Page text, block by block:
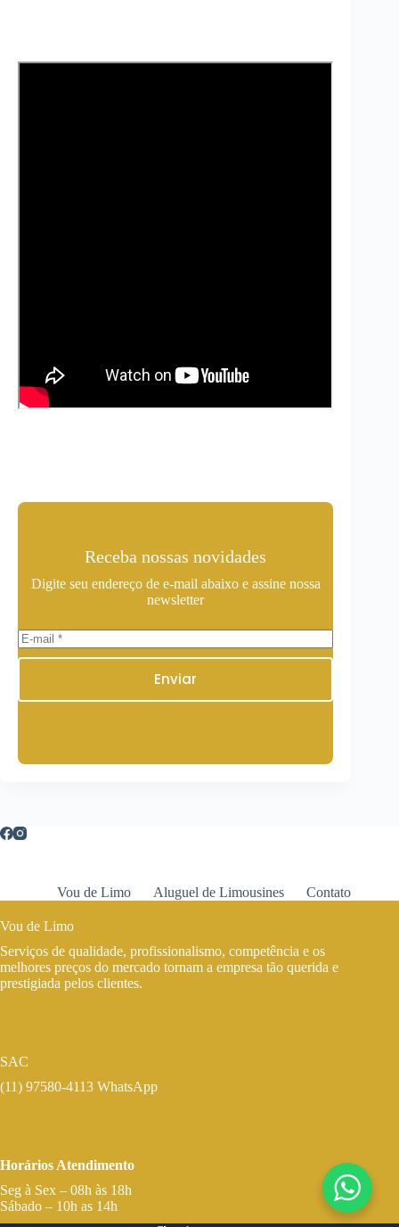
Receba nossas novidades
Digite seu endereço de e-mail abaixo e assine nossa
newsletter
Enviar
Vou de Limo Aluguel de Limousines Contato
Vou de Limo
Serviços de qualidade, profissionalismo, competência e os
melhores preços do mercado tornam a empresa tão querida e
prestigiada pelos clientes.
SAC
(11) 97580-4113 WhatsApp
Horários Atendimento
Seg à Sex – 08h às 18h
Sábado – 10h as 14h